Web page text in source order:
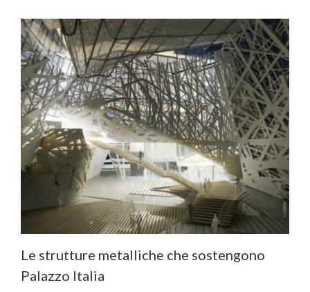
Le strutture metalliche che sostengono
Palazzo Italia